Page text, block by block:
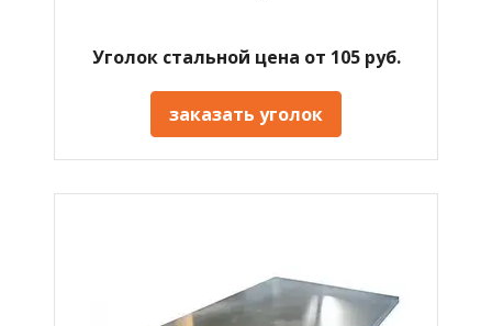
Уголок стальной цена от 105 руб.
заказать уголок